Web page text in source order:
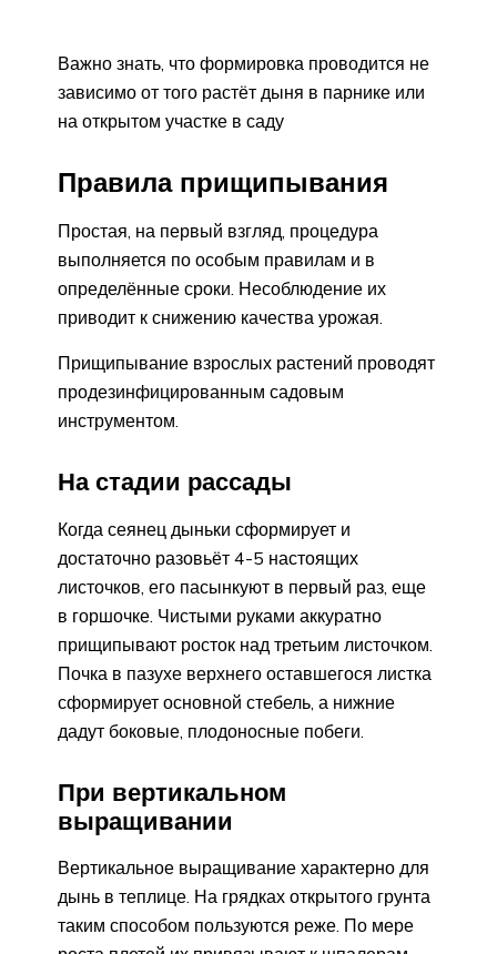
Важно знать, что формировка проводится не
зависимо от того растёт дыня в парнике или
на открытом участке в саду
Правила прищипывания
Простая, на первый взгляд, процедура
выполняется по особым правилам и в
определённые сроки. Несоблюдение их
приводит к снижению качества урожая.
Прищипывание взрослых растений проводят
продезинфицированным садовым
инструментом.
На стадии рассады
Когда сеянец дыньки сформирует и
достаточно разовьёт 4-5 настоящих
листочков, его пасынкуют в первый раз, еще
в горшочке. Чистыми руками аккуратно
прищипывают росток над третьим листочком.
Почка в пазухе верхнего оставшегося листка
сформирует основной стебель, а нижние
дадут боковые, плодоносные побеги.
При вертикальном
выращивании
Вертикальное выращивание характерно для
дынь в теплице. На грядках открытого грунта
таким способом пользуются реже. По мере